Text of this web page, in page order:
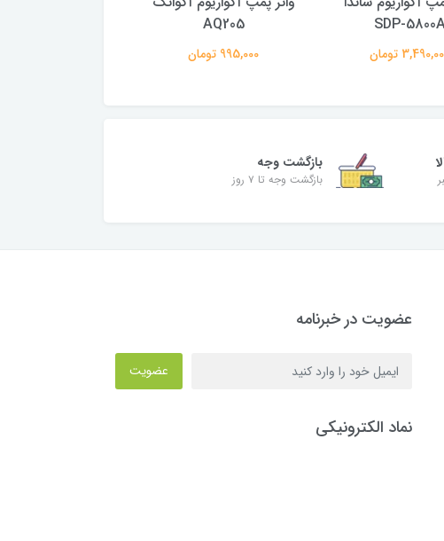
SDP-
تومان
AQ205
995,000 تومان
بازگشت وجه
بازگشت وجه تا ۷ روز
عضویت در خبرنامه
عضویت
نماد الکترونیکی